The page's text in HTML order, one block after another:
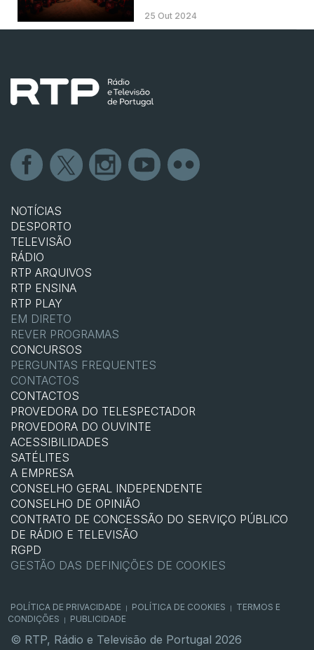
25 Out 2024
NOTÍCIAS
DESPORTO
TELEVISÃO
RÁDIO
RTP ARQUIVOS
RTP ENSINA
RTP PLAY
EM DIRETO
REVER PROGRAMAS
CONCURSOS
PERGUNTAS FREQUENTES
CONTACTOS
CONTACTOS
PROVEDORA DO TELESPECTADOR
PROVEDORA DO OUVINTE
ACESSIBILIDADES
SATÉLITES
A EMPRESA
CONSELHO GERAL INDEPENDENTE
CONSELHO DE OPINIÃO
CONTRATO DE CONCESSÃO DO SERVIÇO PÚBLICO
DE RÁDIO E TELEVISÃO
RGPD
GESTÃO DAS DEFINIÇÕES DE COOKIES
POLÍTICA DE PRIVACIDADE POLÍTICA DE COOKIES
TERMOS E
CONDIÇÕES
PUBLICIDADE
© RTP, Rádio e Televisão de Portugal 2026